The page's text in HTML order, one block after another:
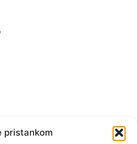
pristankom